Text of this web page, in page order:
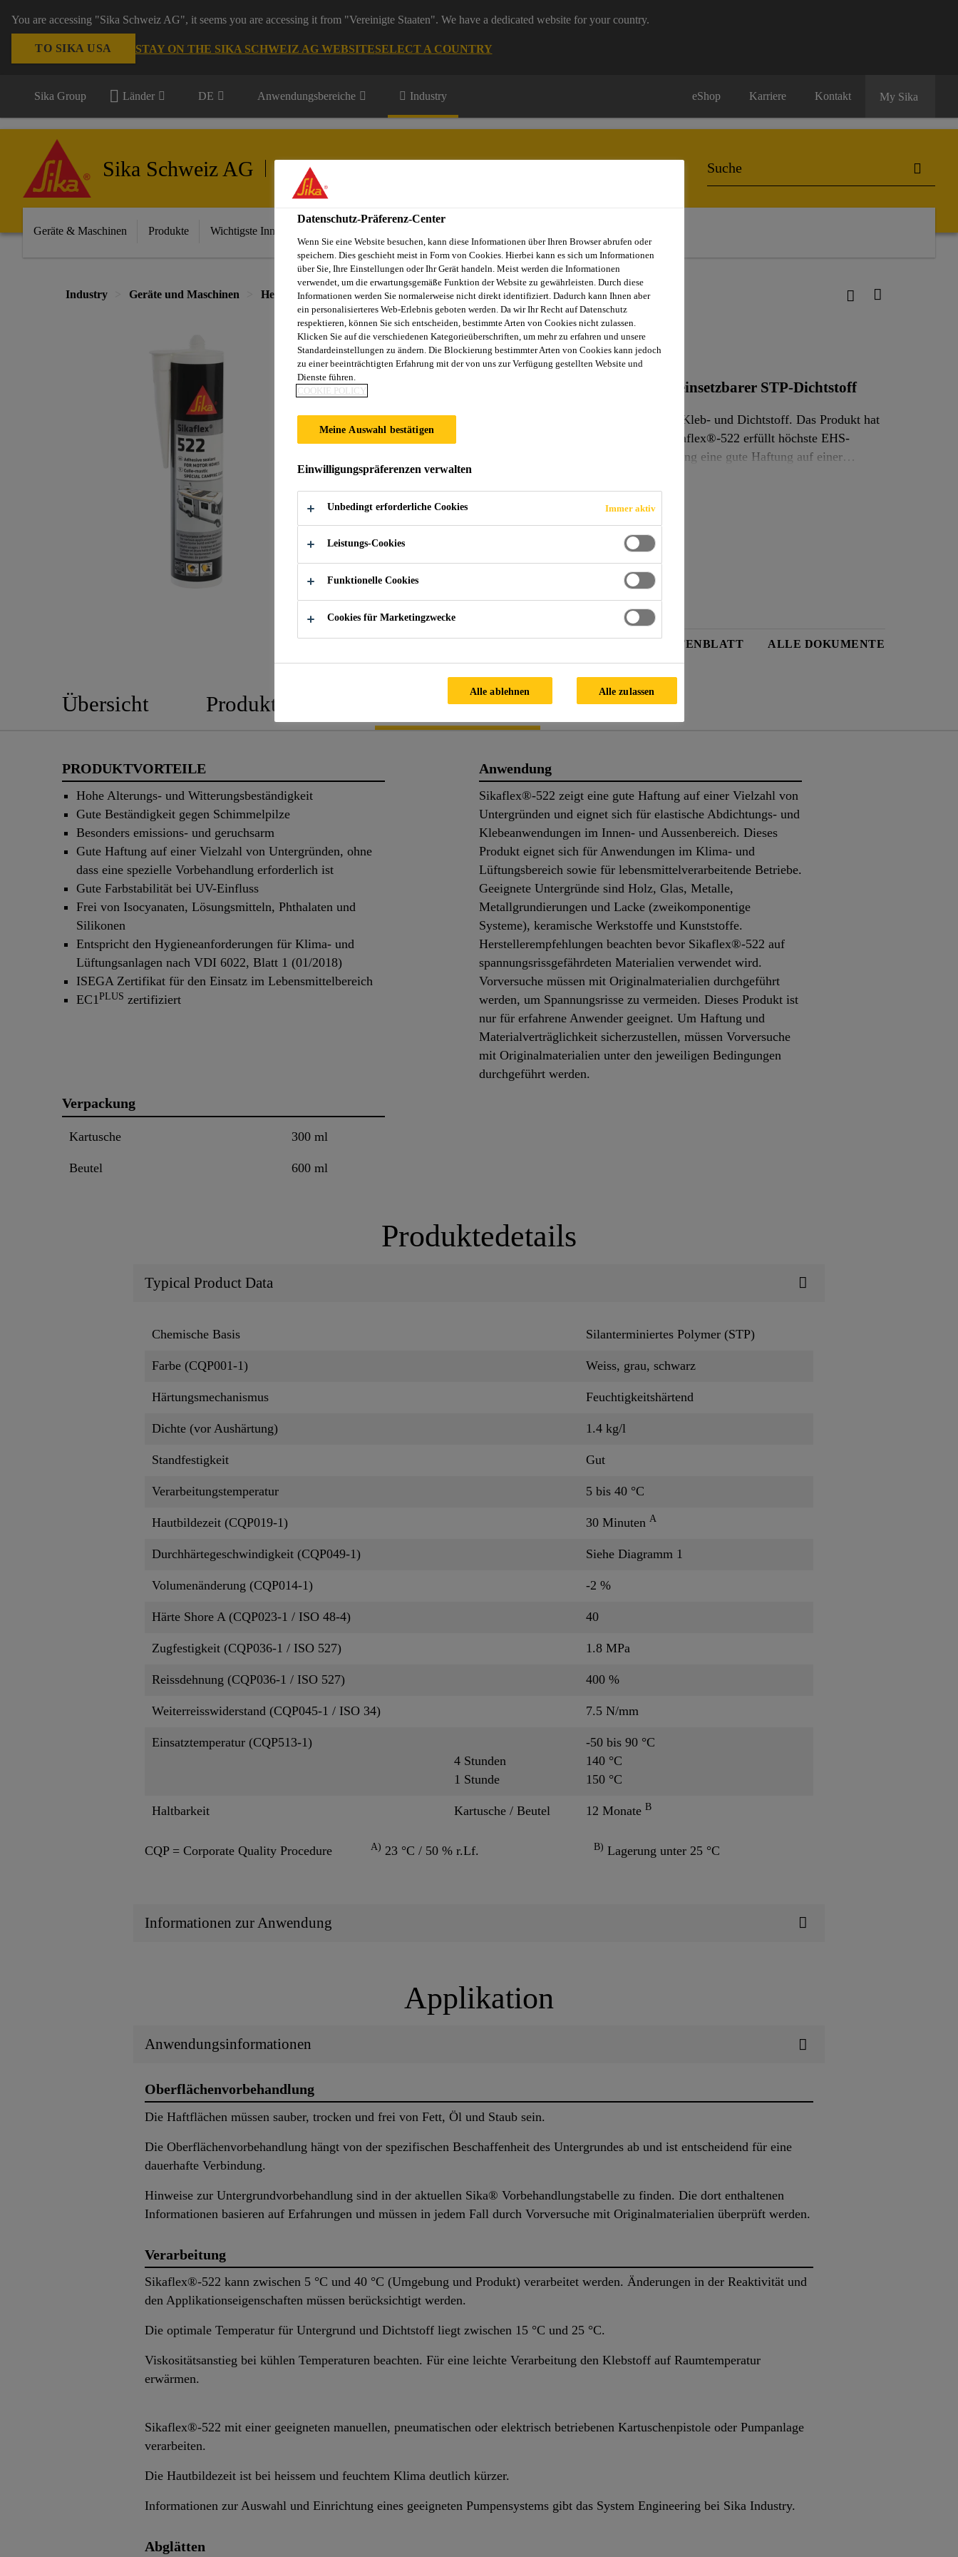
You are accessing "Sika Schweiz AG", it seems you are accessing it from "Vereinigte Staaten". We have a dedicated website for your country.
TO SIKA USA STAY ON THE SIKA SCHWEIZ AG WEBSITESELECT A COUNTRY
Sika Group Länder DE Anwendungsbereiche Industry eShop Karriere Kontakt My Sika
Sika Schweiz AG Geräte und Maschinen
Geräte & Maschinen Produkte Wichtigste Innovationen
Industry Geräte und Maschinen Heizungs-, Klima- und Lüftungstechnik Sikaflex®-522
Sikaflex®-522
Witterungsbeständiger, emissionsarmer, vielseitig einsetzbarer STP-Dichtstoff
Sikaflex®-522 ist ein emissionsarmer, einkomponentiger STP Kleb- und Dichtstoff. Das Produkt hat
eine gute Witterungsbeständigkeit und Schimmelresistenz. Sikaflex®-522 erfüllt höchste EHS-
Mehr
Besonders emissions- und geruchsarm
SICHERHEITSDATENBLATT ALLE DOKUMENTE
Übersicht Produktedetails Applikation Dokumente
PRODUKTVORTEILE
Hohe Alterungs- und Witterungsbeständigkeit
Gute Beständigkeit gegen Schimmelpilze
Besonders emissions- und geruchsarm
Gute Haftung auf einer Vielzahl von Untergründen, ohne
dass eine spezielle Vorbehandlung erforderlich ist
Gute Farbstabilität bei UV-Einfluss
Frei von Isocyanaten, Lösungsmitteln, Phthalaten und
Silikonen
Entspricht den Hygieneanforderungen für Klima- und
Lüftungsanlagen nach VDI 6022, Blatt 1 (01/2018)
ISEGA Zertifikat für den Einsatz im Lebensmittelbereich
EC1PLUS zertifiziert
Anwendung
Sikaflex®-522 zeigt eine gute Haftung auf einer Vielzahl von
Untergründen und eignet sich für elastische Abdichtungs- und
Klebeanwendungen im Innen- und Aussenbereich. Dieses
Produkt eignet sich für Anwendungen im Klima- und
Lüftungsbereich sowie für lebensmittelverarbeitende Betriebe.
Geeignete Untergründe sind Holz, Glas, Metalle,
Metallgrundierungen und Lacke (zweikomponentige
Systeme), keramische Werkstoffe und Kunststoffe.
Herstellerempfehlungen beachten bevor Sikaflex®-522 auf
spannungsrissgefährdeten Materialien verwendet wird.
Vorversuche müssen mit Originalmaterialien durchgeführt
werden, um Spannungsrisse zu vermeiden. Dieses Produkt ist
nur für erfahrene Anwender geeignet. Um Haftung und
Materialverträglichkeit sicherzustellen, müssen Vorversuche
mit Originalmaterialien unter den jeweiligen Bedingungen
durchgeführt werden.
Verpackung
Kartusche 300 ml
Beutel 600 ml
Produktedetails
Typical Product Data
Chemische Basis Silanterminiertes Polymer (STP)
Farbe (CQP001-1) Weiss, grau, schwarz
Härtungsmechanismus Feuchtigkeitshärtend
Dichte (vor Aushärtung) 1.4 kg/l
Standfestigkeit Gut
Verarbeitungstemperatur 5 bis 40 °C
Hautbildezeit (CQP019-1) 30 Minuten A
Durchhärtegeschwindigkeit (CQP049-1) Siehe Diagramm 1
Volumenänderung (CQP014-1) -2 %
Härte Shore A (CQP023-1 / ISO 48-4) 40
Zugfestigkeit (CQP036-1 / ISO 527) 1.8 MPa
Reissdehnung (CQP036-1 / ISO 527) 400 %
Weiterreisswiderstand (CQP045-1 / ISO 34) 7.5 N/mm
Einsatztemperatur (CQP513-1)
4 Stunden
1 Stunde
-50 bis 90 °C
140 °C
150 °C
Haltbarkeit Kartusche / Beutel 12 Monate B
CQP = Corporate Quality Procedure A) 23 °C / 50 % r.Lf. B) Lagerung unter 25 °C
Informationen zur Anwendung
Applikation
Anwendungsinformationen
Oberflächenvorbehandlung
Die Haftflächen müssen sauber, trocken und frei von Fett, Öl und Staub sein.
Die Oberflächenvorbehandlung hängt von der spezifischen Beschaffenheit des Untergrundes ab und ist entscheidend für eine
dauerhafte Verbindung.
Hinweise zur Untergrundvorbehandlung sind in der aktuellen Sika® Vorbehandlungstabelle zu finden. Die dort enthaltenen
Informationen basieren auf Erfahrungen und müssen in jedem Fall durch Vorversuche mit Originalmaterialien überprüft werden.
Verarbeitung
Sikaflex®-522 kann zwischen 5 °C und 40 °C (Umgebung und Produkt) verarbeitet werden. Änderungen in der Reaktivität und
den Applikationseigenschaften müssen berücksichtigt werden.
Die optimale Temperatur für Untergrund und Dichtstoff liegt zwischen 15 °C und 25 °C.
Viskositätsanstieg bei kühlen Temperaturen beachten. Für eine leichte Verarbeitung den Klebstoff auf Raumtemperatur
erwärmen.
Sikaflex®-522 mit einer geeigneten manuellen, pneumatischen oder elektrisch betriebenen Kartuschenpistole oder Pumpanlage
verarbeiten.
Die Hautbildezeit ist bei heissem und feuchtem Klima deutlich kürzer.
Informationen zur Auswahl und Einrichtung eines geeigneten Pumpensystems gibt das System Engineering bei Sika Industry.
Abglätten
Datenschutz-Präferenz-Center
Wenn Sie eine Website besuchen, kann diese Informationen über Ihren Browser abrufen oder
speichern. Dies geschieht meist in Form von Cookies. Hierbei kann es sich um Informationen
über Sie, Ihre Einstellungen oder Ihr Gerät handeln. Meist werden die Informationen
verwendet, um die erwartungsgemäße Funktion der Website zu gewährleisten. Durch diese
Informationen werden Sie normalerweise nicht direkt identifiziert. Dadurch kann Ihnen aber
ein personalisierteres Web-Erlebnis geboten werden. Da wir Ihr Recht auf Datenschutz
respektieren, können Sie sich entscheiden, bestimmte Arten von Cookies nicht zulassen.
Klicken Sie auf die verschiedenen Kategorieüberschriften, um mehr zu erfahren und unsere
Standardeinstellungen zu ändern. Die Blockierung bestimmter Arten von Cookies kann jedoch
zu einer beeinträchtigten Erfahrung mit der von uns zur Verfügung gestellten Website und
Dienste führen.
COOKIE POLICY
Meine Auswahl bestätigen
Einwilligungspräferenzen verwalten
Unbedingt erforderliche Cookies Immer aktiv
Leistungs-Cookies
Funktionelle Cookies
Cookies für Marketingzwecke
Alle ablehnen Alle zulassen